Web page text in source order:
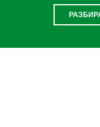
Green Hill Catalog
Наши партньори и